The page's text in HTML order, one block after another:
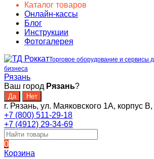
Каталог товаров
Онлайн-кассы
Блог
Инструкции
Фотогалерея
Торговое оборудование и сервисы
бизнеса
Рязань
Ваш город Рязань?
г. Рязань, ул. Маяковского 1А, корпус
+7 (800) 511-29-18
+7 (4912) 29-34-69
0
Корзина